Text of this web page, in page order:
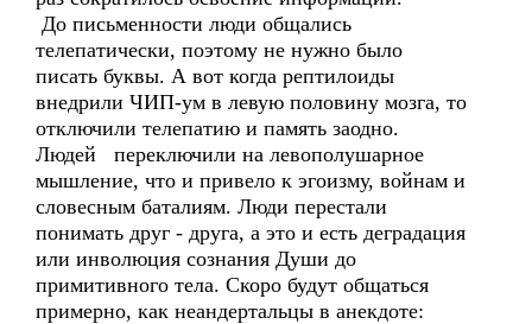
До письменности люди общались
телепатически, поэтому не нужно было
писать буквы. А вот когда рептилоиды
внедрили ЧИП-ум в левую половину мозга, то
отключили телепатию и память заодно.
Людей переключили на левополушарное
мышление, что и привело к эгоизму, войнам и
словесным баталиям. Люди перестали
понимать друг - друга, а это и есть деградация
или инволюция сознания Души до
примитивного тела. Скоро будут общаться
примерно, как неандертальцы в анекдоте: